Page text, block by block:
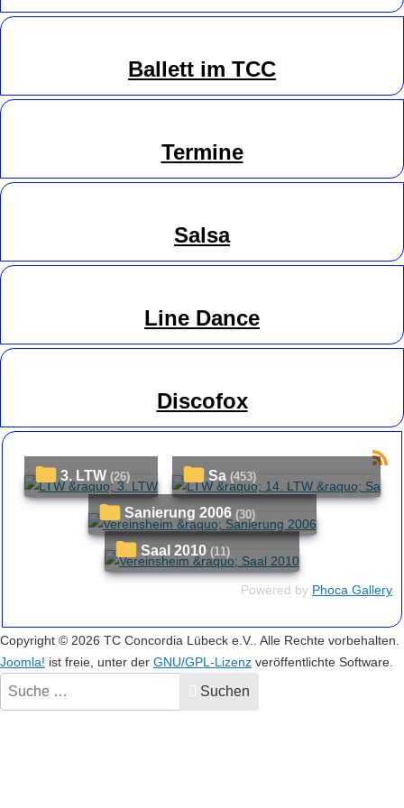
Ballett im TCC
Termine
Salsa
Line Dance
Discofox
3. LTW (26) Sa (453)
Sanierung 2006 (30)
Saal 2010 (11)
Powered by Phoca Gallery
Copyright © 2026 TC Concordia Lübeck e.V.. Alle Rechte vorbehalten.
Joomla! ist freie, unter der GNU/GPL-Lizenz veröffentlichte Software.
Suchen
Suchen